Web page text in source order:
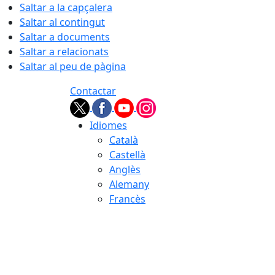
Saltar a la capçalera
Saltar al contingut
Saltar a documents
Saltar a relacionats
Saltar al peu de pàgina
Contactar
Idiomes
Català
Castellà
Anglès
Alemany
Francès